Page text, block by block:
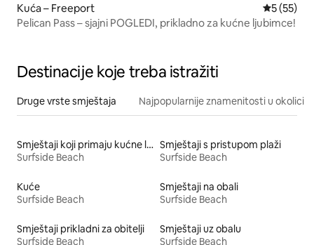
Kuća – Freeport Prosječna
5 (55)
Pelican Pass – sjajni POGLEDI, prikladno za kućne ljubimce!
Destinacije koje treba istražiti
Druge vrste smještaja Najpopularnije znamenitosti u okolici
Smještaji koji primaju kućne ljubimce
Surfside Beach
Smještaji s pristupom plaži
Surfside Beach
Kuće
Surfside Beach
Smještaji na obali
Surfside Beach
Smještaji prikladni za obitelji
Surfside Beach
Smještaji uz obalu
Surfside Beach